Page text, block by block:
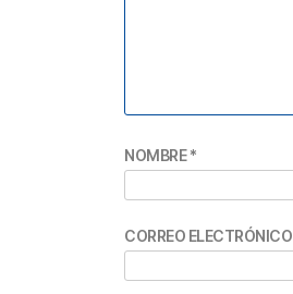
NOMBRE*
CORREO ELECTRÓNICO